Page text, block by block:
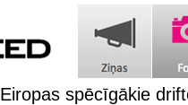
Eiropas spēcīgākie